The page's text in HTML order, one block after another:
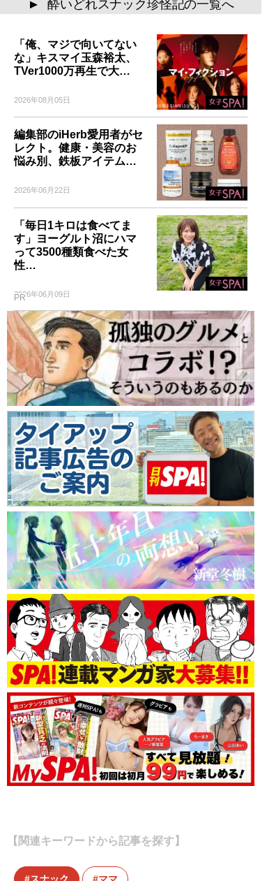
▲ 酔いどれスナック珍怪記の一覧へ
「俺、マジで向いてない
な」キスマイ玉森裕太、
TVer1000万再生で大…
2026年08月05日
編集部のiHerb愛用者がセ
レクト。健康・美容のお
悩み別、鉄板アイテム…
2026年06月22日
「毎日1キロは食べてま
す」ヨーグルト沼にハマ
って3500種類食べた女
性…
2026年06月09日
PR
【関連キーワードから記事を探す】